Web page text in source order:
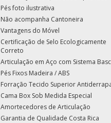
Pés foto ilustrativa
Não acompanha Cantoneira
Vantagens do Móvel
Certificação de Selo Ecologicamente
Correto
Articulação em Aço com Sistema
Pés Fixos Madeira / ABS
Forração Tecido Superior
Cama Box Sob Medida Especial
Amortecedores de Articulação
Garantia de Qualidade Costa Rica